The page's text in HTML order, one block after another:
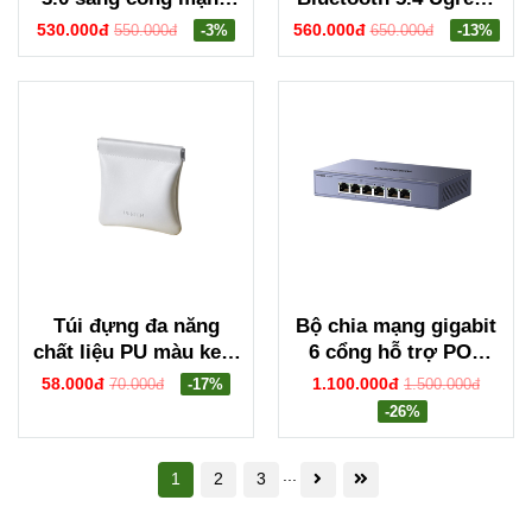
2.5Gbps Network
Adapter Ugreen 25051
CM648
530.000đ 550.000đ -3%
65706 BT305
560.000đ 650.000đ -13%
Túi đựng đa năng
chất liệu PU màu kem
Ugreen 55954
58.000đ 70.000đ -17%
Bộ chia mạng gigabit
6 cổng hỗ trợ POE
Ugreen 35371 CM741
1.100.000đ 1.500.000đ
-26%
1 2 3 ...